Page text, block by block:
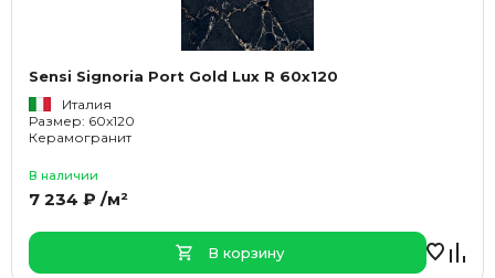
Sensi Signoria Port Gold Lux R 60x120
Италия
Размер: 60x120
Керамогранит
В наличии
7 234 ₽ /м²
В корзину